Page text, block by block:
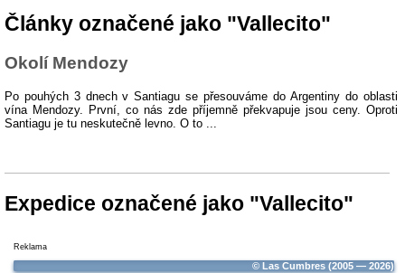
Články označené jako "Vallecito"
Okolí Mendozy
Po pouhých 3 dnech v Santiagu se přesouváme do Argentiny do oblasti
vína Mendozy. První, co nás zde příjemně překvapuje jsou ceny. Oproti
Santiagu je tu neskutečně levno. O to ...
Expedice označené jako "Vallecito"
Reklama
© Las Cumbres (2005 — 2026)